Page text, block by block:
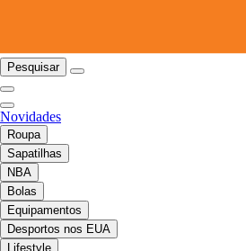
Pesquisar
Novidades
Roupa
Sapatilhas
NBA
Bolas
Equipamentos
Desportos nos EUA
Lifestyle